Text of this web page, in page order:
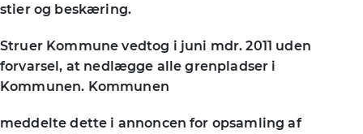
stier og beskæring.
Struer Kommune vedtog i juni mdr. 2011 uden
forvarsel, at nedlægge alle grenpladser i
Kommunen. Kommunen
meddelte dette i annoncen for opsamling af